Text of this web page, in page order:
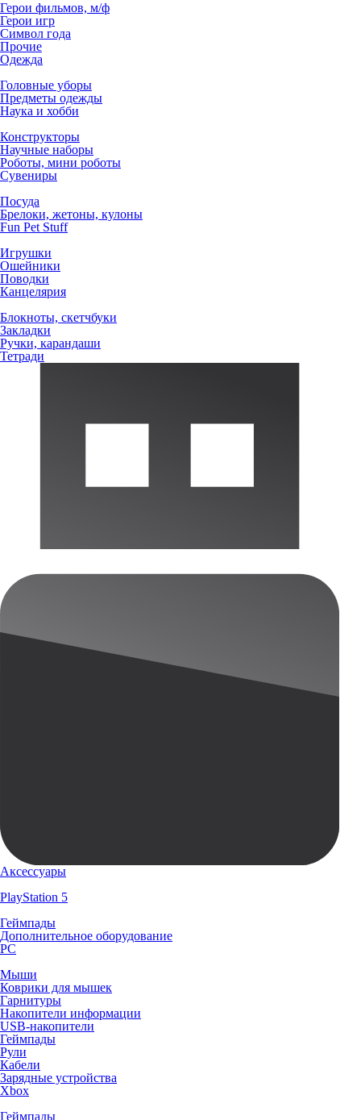
Герои фильмов, м/ф
Герои игр
Символ года
Прочие
Одежда
Головные уборы
Предметы одежды
Наука и хобби
Конструкторы
Научные наборы
Роботы, мини роботы
Сувениры
Посуда
Брелоки, жетоны, кулоны
Fun Pet Stuff
Игрушки
Ошейники
Поводки
Канцелярия
Блокноты, скетчбуки
Закладки
Ручки, карандаши
Тетради
Аксессуары
PlayStation 5
Геймпады
Дополнительное оборудование
PC
Мыши
Коврики для мышек
Гарнитуры
Накопители информации
USB-накопители
Геймпады
Рули
Кабели
Зарядные устройства
Xbox
Геймпады